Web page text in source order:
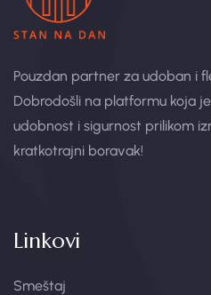
Pouzdan partner za udoban i
Dobrodošli na platformu koja
udobnost i sigurnost prilikom
kratkotrajni boravak!
Linkovi
Smeštaj